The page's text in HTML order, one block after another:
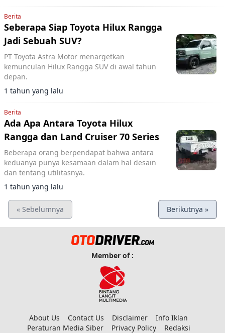
Berita
Seberapa Siap Toyota Hilux Rangga
Jadi Sebuah SUV?
PT Toyota Astra Motor menargetkan
kemunculan Hilux Rangga SUV di awal tahun
depan.
1 tahun yang lalu
Berita
Ada Apa Antara Toyota Hilux
Rangga dan Land Cruiser 70 Series
Beberapa orang berpendapat bahwa antara
keduanya punya kesamaan dalam hal desain
dan tentang utilitasnya.
1 tahun yang lalu
« Sebelumnya Berikutnya »
Member of :
About Us Contact Us Disclaimer
Info Iklan
Peraturan Media Siber
Privacy Policy Redaksi